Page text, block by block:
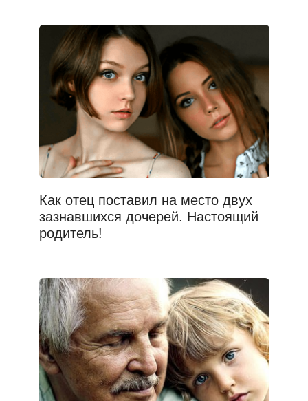
Как отец поставил на место двух
зазнавшихся дочерей. Настоящий
родитель!